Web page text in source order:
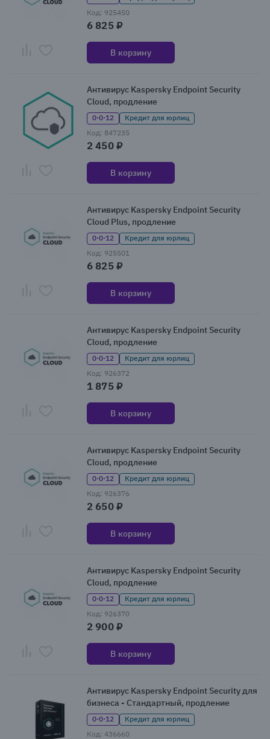
Код: 925450
6 825 ₽
В корзину
Антивирус Kaspersky Endpoint Security
Cloud, продление
0·0·12
Кредит для юрлиц
Код: 847235
2 450 ₽
В корзину
Антивирус Kaspersky Endpoint Security
Cloud Plus, продление
0·0·12
Кредит для юрлиц
Код: 925501
6 825 ₽
В корзину
Антивирус Kaspersky Endpoint Security
Cloud, продление
0·0·12
Кредит для юрлиц
Код: 926372
1 875 ₽
В корзину
Антивирус Kaspersky Endpoint Security
Cloud, продление
0·0·12
Кредит для юрлиц
Код: 926376
2 650 ₽
В корзину
Антивирус Kaspersky Endpoint Security
Cloud, продление
0·0·12
Кредит для юрлиц
Код: 926370
2 900 ₽
В корзину
Антивирус Kaspersky Endpoint Security для
бизнеса - Стандартный, продление
0·0·12
Кредит для юрлиц
Код: 436660